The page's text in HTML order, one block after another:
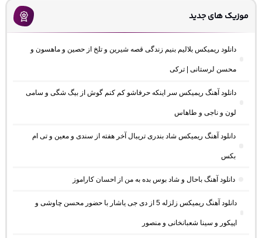
موزیک های جدید
دانلود ریمیکس بلالیم بنیم زندگی قصه شیرین و تلخ از حصین و ماهسون و
محسن لرستانی | ترکی
دانلود آهنگ ریمیکس سر اینکه حرفاشو کم کنم گوش از بیگ شگی و سامی
لون و ناجی و طاهاس
دانلود آهنگ ریمیکس شاد بندری تریبال آخر هفته از سندی و معین و تی ام
بکس
دانلود آهنگ باحال و شاد بوس بده به من از احسان کاراموز
دانلود آهنگ ریمیکس زلزله 5 از دی جی یاشار با حضور محسن چاوشی و
اپیکور و سینا شعبانخانی و منصور